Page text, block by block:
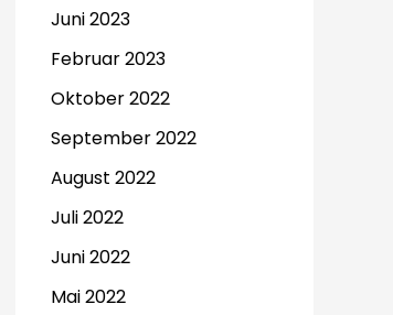
Juni 2023
Februar 2023
Oktober 2022
September 2022
August 2022
Juli 2022
Juni 2022
Mai 2022